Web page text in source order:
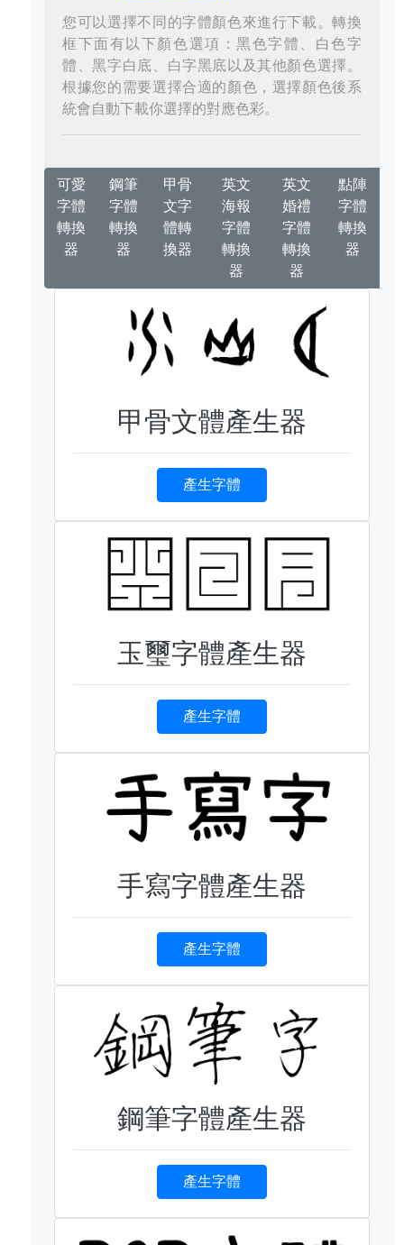
您可以選擇不同的字體顏色來進行下載。轉換
框下面有以下顏色選項：黑色字體、白色字
體、黑字白底、白字黑底以及其他顏色選擇。
根據您的需要選擇合適的顏色，選擇顏色後系
統會自動下載你選擇的對應色彩。
可愛
字體
轉換
器
鋼筆
字體
轉換
器
甲骨
文字
體轉
換器
英文
海報
字體
轉換
器
英文
婚禮
字體
轉換
器
點陣
字體
轉換
器
甲骨文體產生器
產生字體
玉璽字體產生器
產生字體
手寫字體產生器
產生字體
鋼筆字體產生器
產生字體